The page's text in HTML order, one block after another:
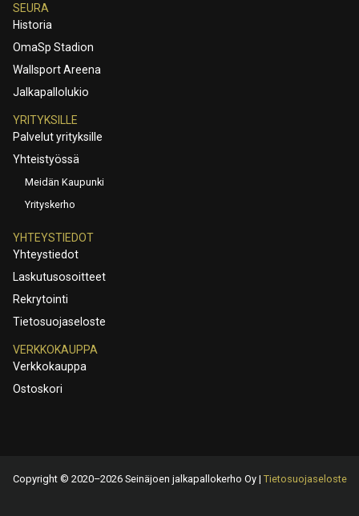
SEURA
Historia
OmaSp Stadion
Wallsport Areena
Jalkapallolukio
YRITYKSILLE
Palvelut yrityksille
Yhteistyössä
Meidän Kaupunki
Yrityskerho
YHTEYSTIEDOT
Yhteystiedot
Laskutusosoitteet
Rekrytointi
Tietosuojaseloste
VERKKOKAUPPA
Verkkokauppa
Ostoskori
Copyright © 2020–2026 Seinäjoen jalkapallokerho Oy | Tietosuojaseloste